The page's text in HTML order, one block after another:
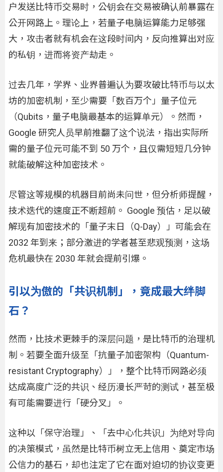
户发送比特币交易时，公钥会在交易被确认前暴露在
公开网路上。理论上，若量子电脑运算能力足够强
大，攻击者就有机会在这段时间内，反向推算出对应
的私钥，进而将资产劫走。
过去几年，学界、业界普遍认为要攻破比特币与以太
坊的加密机制，至少需要「数百万个」量子位元
（Qubits，量子电脑最基本的运算单元）。然而，
Google 研究人员早前推翻了这个说法，指出实际所
需的量子位元可能不到 50 万个，且仅需短短几分钟
就能破解这种加密技术。
尽管这等规模的机器目前尚未问世，但分析师提醒，
技术迭代的速度正不断超前。 Google 预估，足以破
解现有加密技术的「量子末日（Q-Day）」可能会在
2032 年到来；部分激进的学者甚至悲观预测，这场
危机最快在 2030 年就会提前引爆。
引以为傲的「共识机制」，竟成最大绊脚
石？
然而，比技术更棘手的深层问题，是比特币的治理机
制。若要全面升级至「抗量子加密架构（Quantum-
resistant Cryptography）」，整个比特币网路必须
达成高度广泛的共识、经历漫长严苛的测试，甚至极
有可能需要进行「硬分叉」。
这种以「保守治理」、「去中心化共识」为绝对导向
的决策模式，虽然是比特币树立无上信用、奠定市场
公信力的基石，却也注定了它在面对迫切的协议变更